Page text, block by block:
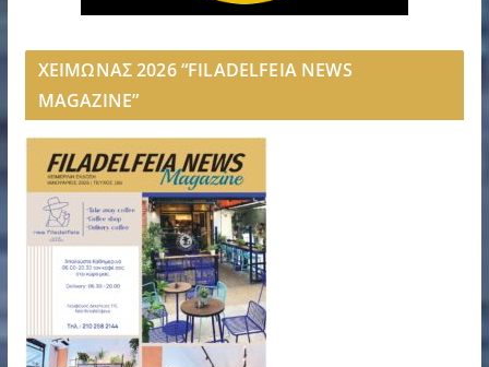
ΧΕΙΜΩΝΑΣ 2026 “FILADELFEIA NEWS
MAGAZINE”